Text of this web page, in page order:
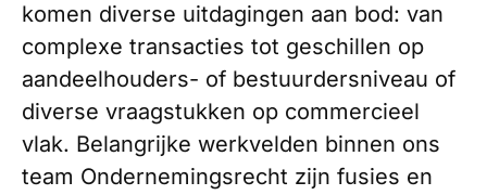
komen diverse uitdagingen aan bod: van
complexe transacties tot geschillen op
aandeelhouders- of bestuurdersniveau of
diverse vraagstukken op commercieel
vlak. Belangrijke werkvelden binnen ons
team Ondernemingsrecht zijn fusies en